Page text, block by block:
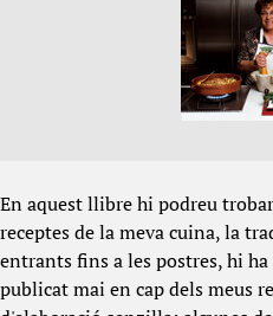
En aquest llibre hi podreu
receptes de la meva cuina, la
entrants fins a les postres, hi
publicat mai en cap dels meus